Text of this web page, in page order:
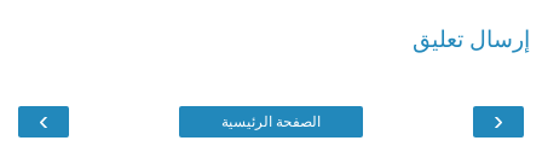
إرسال تعليق
‹
› الصفحة الرئيسية